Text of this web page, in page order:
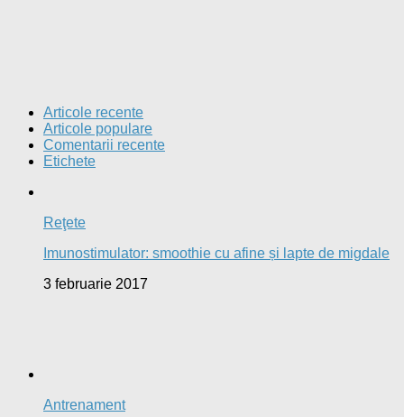
Articole recente
Articole populare
Comentarii recente
Etichete
Reţete
Imunostimulator: smoothie cu afine și lapte de migdale
3 februarie 2017
Antrenament